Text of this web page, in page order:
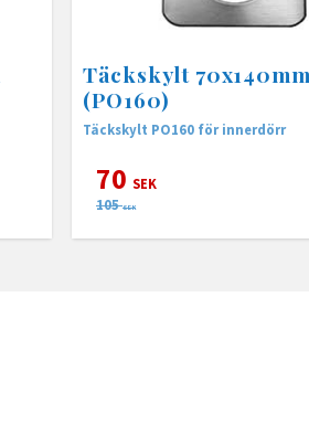
Täckskylt 70x140mm
(PO160)
Täckskylt PO160 för innerdörr
70 SEK
105 SEK